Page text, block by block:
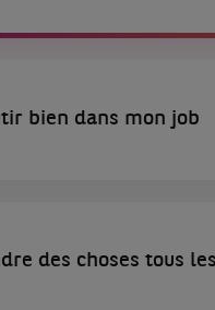
bien dans mon job
des choses tous